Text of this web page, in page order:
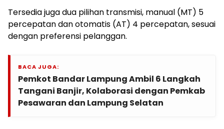
Tersedia juga dua pilihan transmisi, manual (MT) 5
percepatan dan otomatis (AT) 4 percepatan, sesuai
dengan preferensi pelanggan.
BACA JUGA:
Pemkot Bandar Lampung Ambil 6 Langkah
Tangani Banjir, Kolaborasi dengan Pemkab
Pesawaran dan Lampung Selatan